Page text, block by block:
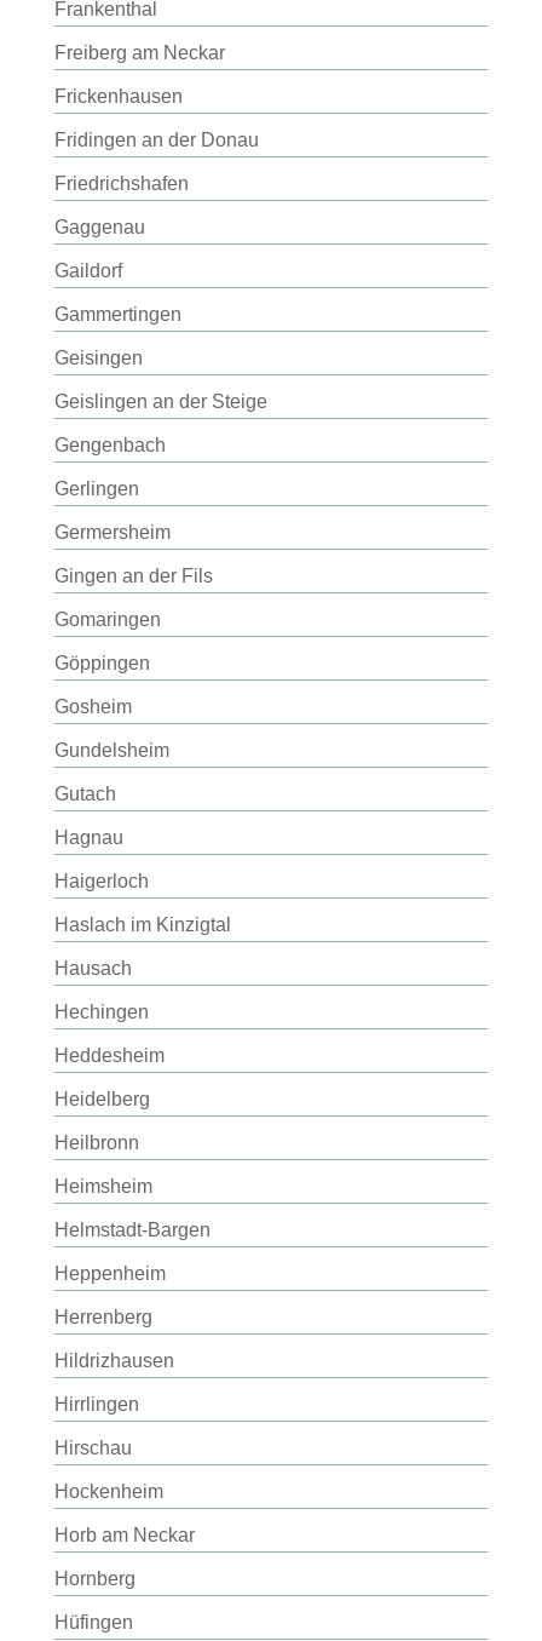
Frankenthal
Freiberg am Neckar
Frickenhausen
Fridingen an der Donau
Friedrichshafen
Gaggenau
Gaildorf
Gammertingen
Geisingen
Geislingen an der Steige
Gengenbach
Gerlingen
Germersheim
Gingen an der Fils
Gomaringen
Göppingen
Gosheim
Gundelsheim
Gutach
Hagnau
Haigerloch
Haslach im Kinzigtal
Hausach
Hechingen
Heddesheim
Heidelberg
Heilbronn
Heimsheim
Helmstadt-Bargen
Heppenheim
Herrenberg
Hildrizhausen
Hirrlingen
Hirschau
Hockenheim
Horb am Neckar
Hornberg
Hüfingen